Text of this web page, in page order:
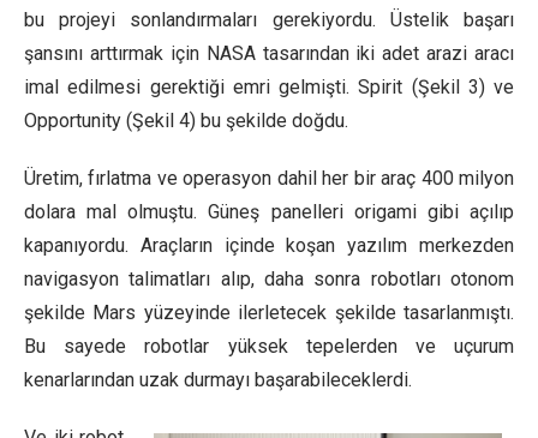
bu projeyi sonlandırmaları gerekiyordu. Üstelik başarı
şansını arttırmak için NASA tasarından iki adet arazi aracı
imal edilmesi gerektiği emri gelmişti. Spirit (Şekil 3) ve
Opportunity (Şekil 4) bu şekilde doğdu.
Üretim, fırlatma ve operasyon dahil her bir araç 400 milyon
dolara mal olmuştu. Güneş panelleri origami gibi açılıp
kapanıyordu. Araçların içinde koşan yazılım merkezden
navigasyon talimatları alıp, daha sonra robotları otonom
şekilde Mars yüzeyinde ilerletecek şekilde tasarlanmıştı.
Bu sayede robotlar yüksek tepelerden ve uçurum
kenarlarından uzak durmayı başarabileceklerdi.